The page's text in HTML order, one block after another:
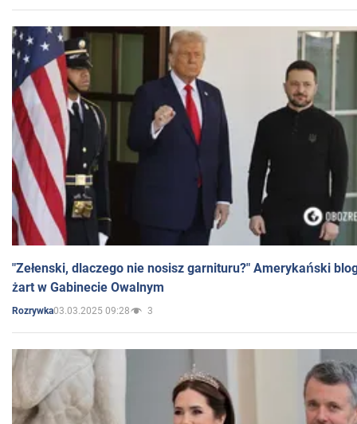
"Zełenski, dlaczego nie nosisz garnituru?" Amerykański
żart w Gabinecie Owalnym
Rozrywka03.03.2025 09:28 3